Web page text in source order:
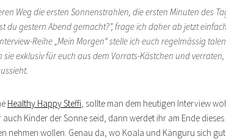
Weg die ersten Sonnenstrahlen, die ersten Minuten des
du gestern Abend gemacht?”, frage ich daher ab jetzt
Reihe „Mein Morgen“ stelle ich euch regelmässig
exklusiv für euch aus dem Vorrats-Kästchen und verraten,
Healthy Happy Steffi, sollte man dem heutigen Interview
Kinder der Sonne seid, dann werdet ihr am Ende dieses
nehmen wollen. Genau da, wo Koala und Känguru sich